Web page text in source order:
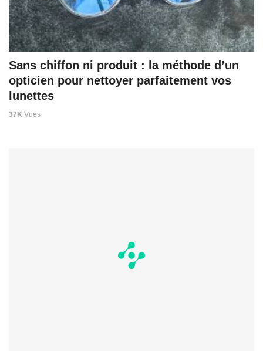
Sans chiffon ni produit : la méthode d’un
opticien pour nettoyer parfaitement vos
lunettes
37K Vues